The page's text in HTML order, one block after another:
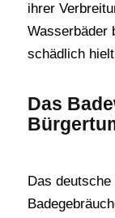
ihrer
Wasserbäder
schädlich
Das
Das